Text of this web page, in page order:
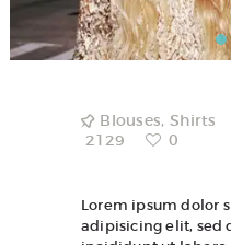
Blouses, Shirts
2129
0
Lorem ipsum dolor
adipisicing elit, sed